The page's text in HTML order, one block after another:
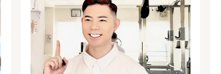
とをご相談したら、快くその日のメニューをストレッチと
マッサージに切り替えてくださり、その心遣いがとてもあ
りがたかったです。しかも豊富な知識をもとに「次はここ
の筋肉で、こういうことをしてると固まってコリになりま
す」と説明を交えながら進めてくださったので、自分の癖
や姿勢も改めてよくわかりました。おわったら、からだが
スッキリして本当に楽になりました。トレーニングからマ